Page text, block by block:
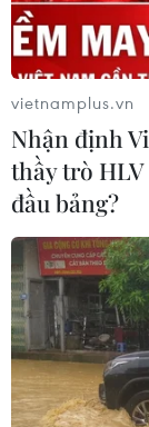
TIN CÙNG
vietnamplus.vn
Nhận định
thầy trò
đầu bảng?